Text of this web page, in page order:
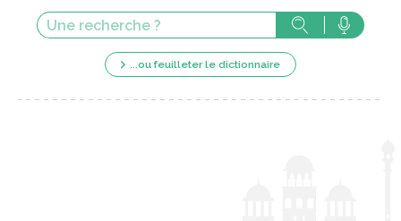
...ou feuilleter le dictionnaire